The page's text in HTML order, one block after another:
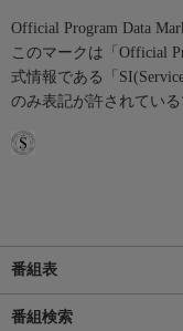
Official Program Data
このマークは「Official
式情報である「
のみ表記が許されている
番組表
番組検索